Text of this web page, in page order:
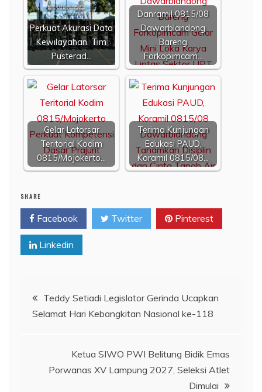
Perkuat Akurasi Data
Kewilayahan, Tim
Pusterad…
Danramil 0815/08
Dawarblandong
Bareng
Forkopimcam…
Gelar Latorsar
Teritorial Kodim
0815/Mojokerto…
Terima Kunjungan
Edukasi PAUD,
Koramil 0815/08…
SHARE
Facebook Twitter Pinterest
Linkedin
Navigasi
pos
Teddy Setiadi Legislator Gerinda Ucapkan
Selamat Hari Kebangkitan Nasional ke-118
Ketua SIWO PWI Belitung Bidik Emas
Porwanas XV Lampung 2027, Seleksi Atlet
Dimulai